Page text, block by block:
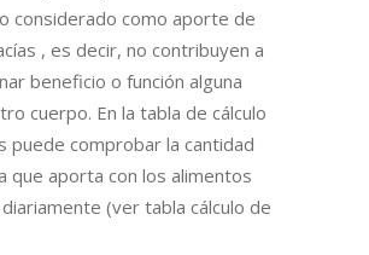
considerado como aporte de
, es decir, no contribuyen a
beneficio o función alguna
cuerpo. En la tabla de cálculo
puede comprobar la cantidad
que aporta con los alimentos
(ver tabla cálculo de